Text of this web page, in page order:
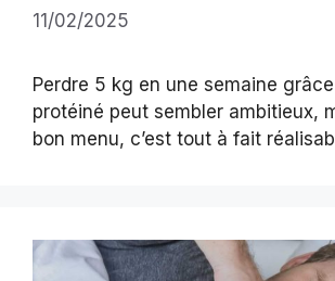
11/02/2025
Perdre 5 kg en une semaine
protéiné peut sembler ambitieux,
bon menu, c’est tout à fait